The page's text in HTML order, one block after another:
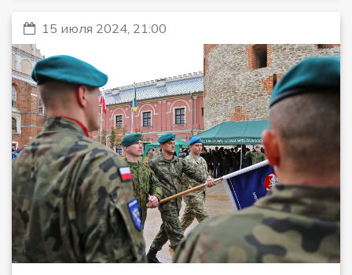
15 июля 2024, 21:00